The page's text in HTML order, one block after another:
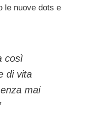
le nuove dots e
così
di vita
mai